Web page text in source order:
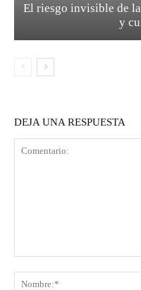
El riesgo invisible de
y
DEJA UNA RESPUESTA